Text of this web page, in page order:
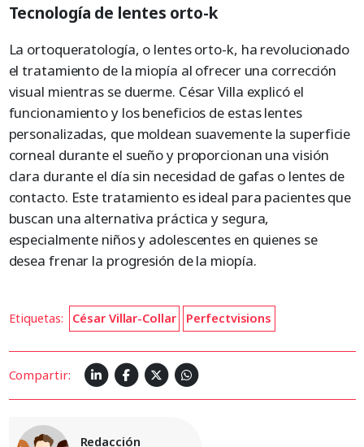
Tecnología de lentes orto-k
La ortoqueratología, o lentes orto-k, ha revolucionado
el tratamiento de la miopía al ofrecer una corrección
visual mientras se duerme. César Villa explicó el
funcionamiento y los beneficios de estas lentes
personalizadas, que moldean suavemente la superficie
corneal durante el sueño y proporcionan una visión
clara durante el día sin necesidad de gafas o lentes de
contacto. Este tratamiento es ideal para pacientes que
buscan una alternativa práctica y segura,
especialmente niños y adolescentes en quienes se
desea frenar la progresión de la miopía.
Etiquetas: César Villar-Collar Perfectvisions
Compartir:
Redacción